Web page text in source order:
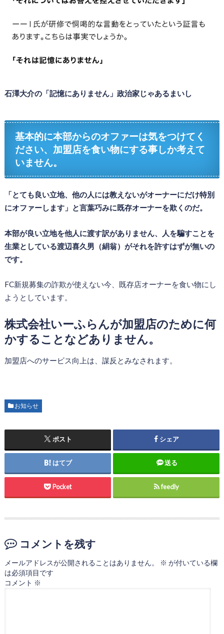
石澤大介の「記憶にありません」政治家じゃあるまいし
基本的に本部からのオファーは気をつけてく
ださい、加盟店を食い物にする事しか考えて
いません。
「とても良い立地、他の人には教えないがオーナーにだけ特別
にオファーします」と言葉巧みに既存オーナーを欺くのだ。
本部が良い立地を他人に渡す訳がありません、人を騙すことを
生業としている渡辺喜久男（絹翁）がそれを許すはずが無いの
です。
FC新規募集の詐欺が使えない今、既存店オーナーを食い物にし
ようとしています。
株式会社いーふらんが加盟店のために何
かすることなどありません。
加盟店へのサービス向上は、謀反とみなされます。
お知らせ
ポスト シェア
はてブ 送る
Pocket feedly
コメントを残す
メールアドレスが公開されることはありません。 ※ が付いている欄
は必須項目です
コメント ※